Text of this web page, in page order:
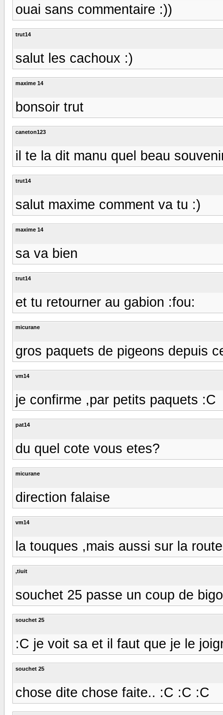
ouai sans commentaire :))
trut14
salut les cachoux :)
maxime 14
bonsoir trut
caneton123
il te la dit manu quel beau
trut14
salut maxime comment va tu :)
maxime 14
sa va bien
trut14
et tu retourner au gabion :fou:
micurane
gros paquets de pigeons depuis
vm14
je confirme ,par petits paquets :C
pat14
du quel cote vous etes?
micurane
direction falaise
vm14
la touques ,mais aussi sur la
,tiuit
souchet 25 passe un coup de
souchet 25
:C je voit sa et il faut que je le
souchet 25
chose dite chose faite.. :C :C :C